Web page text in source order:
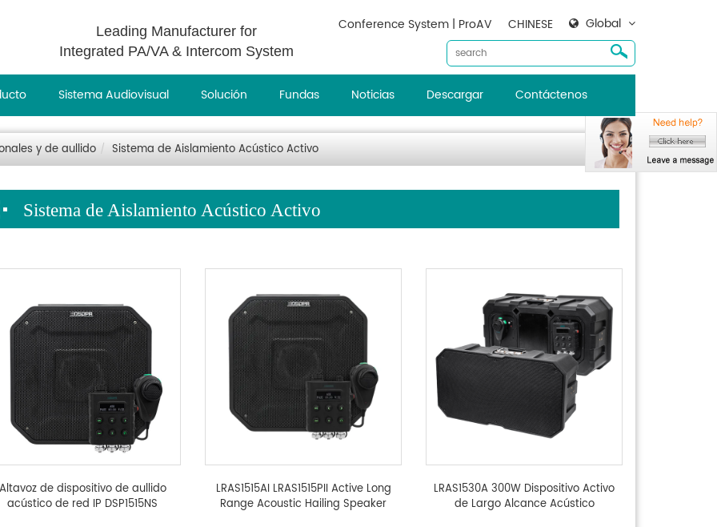
Leading Manufacturer for
Integrated PA/VA & Intercom System
Global
CHINESE
Conference System | ProAV
Sistema Audiovisual Solución Fundas Noticias Descargar Contáctenos
y de aullido Sistema de Aislamiento Acústico Activo
Sistema de Aislamiento Acústico Activo
Altavoz de dispositivo de aullido
acústico de red IP DSP1515NS
LRAS1515AI LRAS1515PII Active Long
Range Acoustic Hailing Speaker
LRAS1530A 300W Dispositivo Activo
de Largo Alcance Acústico